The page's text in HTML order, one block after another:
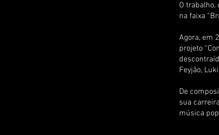
O
na faixa
Agora, em
projeto
Feyjão,
De
sua
música